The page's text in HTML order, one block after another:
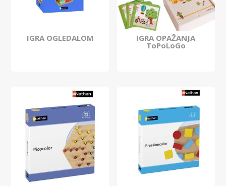
IGRA OGLEDALOM IGRA OPAŽANJA
ToPoLoGo